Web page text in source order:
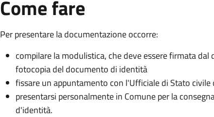
Come fare
Per presentare la documentazione occorre:
compilare la modulistica, che deve essere firmata dal
fotocopia del documento di identità
fissare un appuntamento con l'Ufficiale di Stato civile
presentarsi personalmente in Comune per la
d'identità.